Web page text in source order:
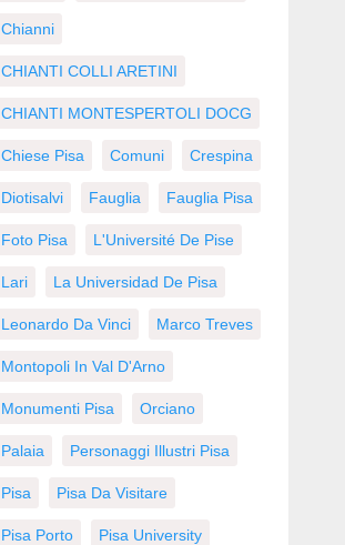
Chianni
CHIANTI COLLI ARETINI
CHIANTI MONTESPERTOLI DOCG
Chiese Pisa Comuni Crespina
Diotisalvi Fauglia Fauglia Pisa
Foto Pisa L'Université De Pise
Lari La Universidad De Pisa
Leonardo Da Vinci Marco Treves
Montopoli In Val D'Arno
Monumenti Pisa Orciano
Palaia Personaggi Illustri Pisa
Pisa Pisa Da Visitare
Pisa Porto Pisa University